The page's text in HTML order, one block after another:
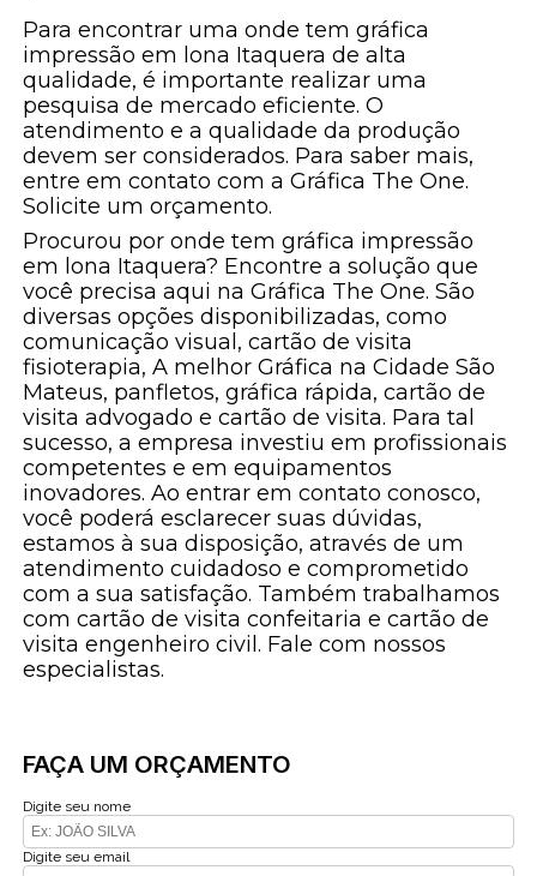
Para encontrar uma onde tem gráfica
impressão em lona Itaquera de alta
qualidade, é importante realizar uma
pesquisa de mercado eficiente. O
atendimento e a qualidade da produção
devem ser considerados. Para saber mais,
entre em contato com a Gráfica The One.
Solicite um orçamento.
Procurou por onde tem gráfica impressão
em lona Itaquera? Encontre a solução que
você precisa aqui na Gráfica The One. São
diversas opções disponibilizadas, como
comunicação visual, cartão de visita
fisioterapia, A melhor Gráfica na Cidade São
Mateus, panfletos, gráfica rápida, cartão de
visita advogado e cartão de visita. Para tal
sucesso, a empresa investiu em profissionais
competentes e em equipamentos
inovadores. Ao entrar em contato conosco,
você poderá esclarecer suas dúvidas,
estamos à sua disposição, através de um
atendimento cuidadoso e comprometido
com a sua satisfação. Também trabalhamos
com cartão de visita confeitaria e cartão de
visita engenheiro civil. Fale com nossos
especialistas.
FAÇA UM ORÇAMENTO
Digite seu nome
Digite seu email